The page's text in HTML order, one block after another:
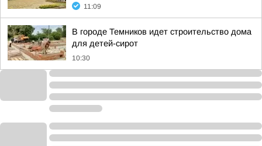
11:09
В городе Темников идет строительство дома
для детей-сирот
10:30